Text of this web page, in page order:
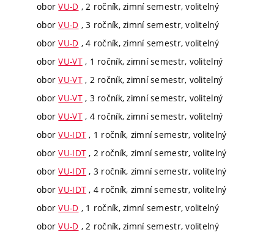
oborVU-D , 2 ročník, zimní semestr, volitelný
oborVU-D , 3 ročník, zimní semestr, volitelný
oborVU-D , 4 ročník, zimní semestr, volitelný
oborVU-VT, 1 ročník, zimní semestr, volitelný
oborVU-VT, 2 ročník, zimní semestr, volitelný
oborVU-VT, 3 ročník, zimní semestr, volitelný
oborVU-VT, 4 ročník, zimní semestr, volitelný
oborVU-IDT , 1 ročník, zimní semestr, volitelný
oborVU-IDT , 2 ročník, zimní semestr, volitelný
oborVU-IDT , 3 ročník, zimní semestr, volitelný
oborVU-IDT , 4 ročník, zimní semestr, volitelný
oborVU-D , 1 ročník, zimní semestr, volitelný
oborVU-D , 2 ročník, zimní semestr, volitelný